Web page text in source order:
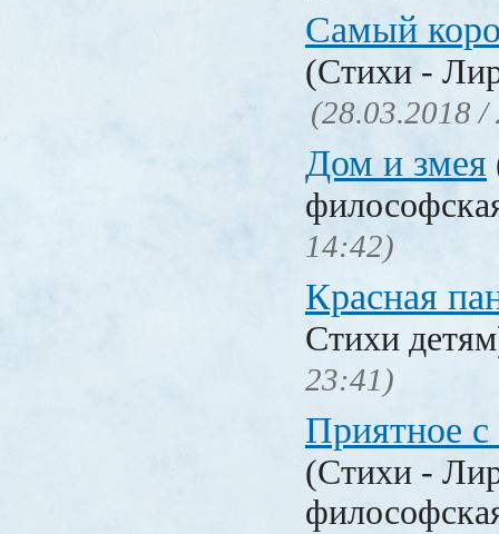
Самый
(Стихи -
(28.03.2018 /
Дом и змея
14:42)
Красная
Стихи
23:41)
Приятное
(Стихи -